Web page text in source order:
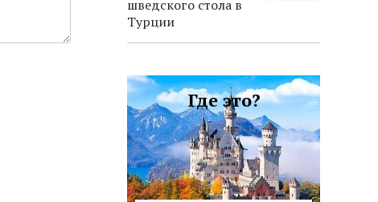
шведского стола в
Турции
Где это?